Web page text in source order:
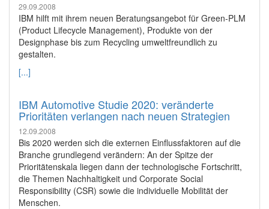
29.09.2008
IBM hilft mit ihrem neuen Beratungsangebot für Green-PLM
(Product Lifecycle Management), Produkte von der
Designphase bis zum Recycling umweltfreundlich zu
gestalten.
[...]
IBM Automotive Studie 2020: veränderte
Prioritäten verlangen nach neuen Strategien
12.09.2008
Bis 2020 werden sich die externen Einflussfaktoren auf die
Branche grundlegend verändern: An der Spitze der
Prioritätenskala liegen dann der technologische Fortschritt,
die Themen Nachhaltigkeit und Corporate Social
Responsibility (CSR) sowie die individuelle Mobilität der
Menschen.